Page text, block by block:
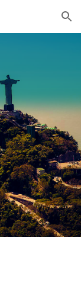
Skip to navigation